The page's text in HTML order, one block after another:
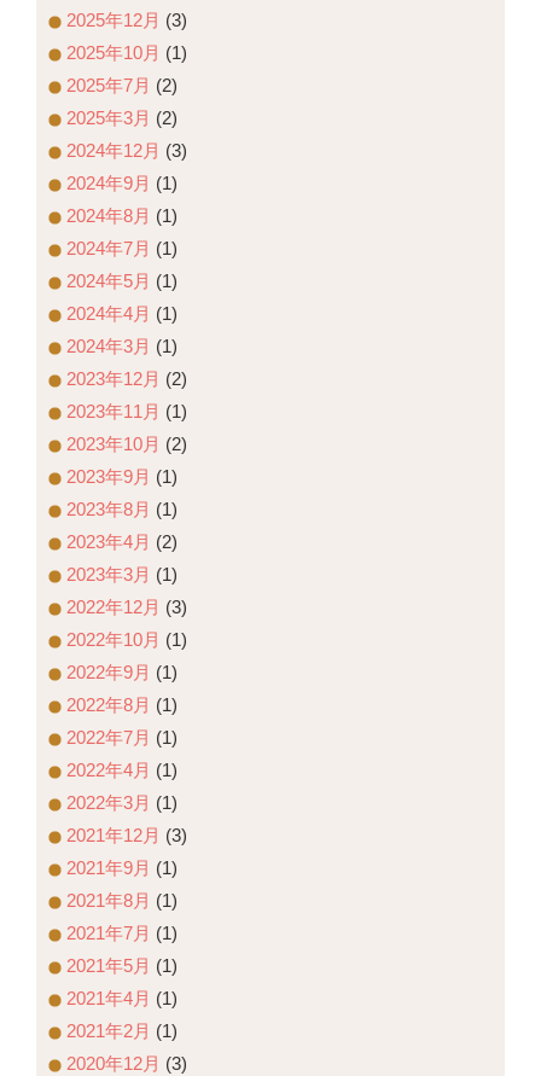
2025年12月 (3)
2025年10月 (1)
2025年7月 (2)
2025年3月 (2)
2024年12月 (3)
2024年9月 (1)
2024年8月 (1)
2024年7月 (1)
2024年5月 (1)
2024年4月 (1)
2024年3月 (1)
2023年12月 (2)
2023年11月 (1)
2023年10月 (2)
2023年9月 (1)
2023年8月 (1)
2023年4月 (2)
2023年3月 (1)
2022年12月 (3)
2022年10月 (1)
2022年9月 (1)
2022年8月 (1)
2022年7月 (1)
2022年4月 (1)
2022年3月 (1)
2021年12月 (3)
2021年9月 (1)
2021年8月 (1)
2021年7月 (1)
2021年5月 (1)
2021年4月 (1)
2021年2月 (1)
2020年12月 (3)